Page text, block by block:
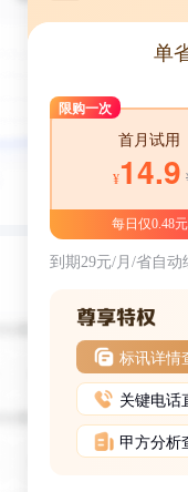
单
限购一次
首月试用
¥14.9
每日仅0.48元
到期29元/月/省自动
标讯详情
关键电话
甲方分析